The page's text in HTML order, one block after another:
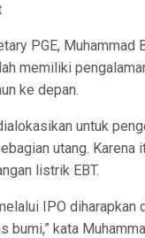
PGE,
memiliki
ke depan.
untuk
utang.
listrik EBT.
IPO
kata